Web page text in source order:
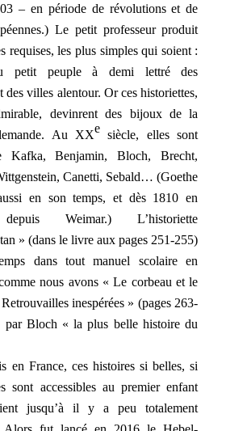
– en période de révolutions et de
Le petit professeur produit
requises, les plus simples qui soient :
petit peuple à demi lettré des
des villes alentour. Or ces historiettes,
devinrent des bijoux de la
Au XXe siècle, elles sont
Kafka, Benjamin, Bloch, Brecht,
Canetti, Sebald… (Goethe
en son temps, et dès 1810 en
Weimar.) L’historiette
» (dans le livre aux pages 251-255)
dans tout manuel scolaire en
nous avons « Le corbeau et le
inespérées » (pages 263-
par Bloch « la plus belle histoire du
France, ces histoires si belles, si
sont accessibles au premier enfant
jusqu’à il y a peu totalement